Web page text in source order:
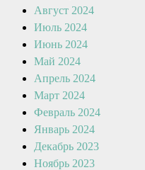
Август 2024
Июль 2024
Июнь 2024
Май 2024
Апрель 2024
Март 2024
Февраль 2024
Январь 2024
Декабрь 2023
Ноябрь 2023